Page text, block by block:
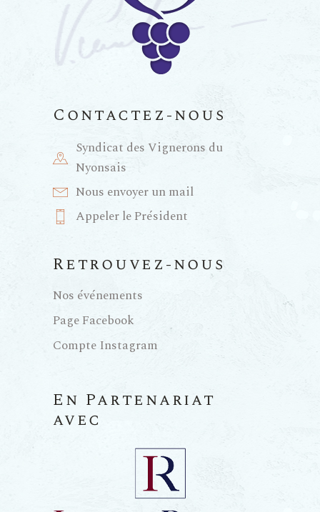
Contactez-nous
Syndicat des Vignerons du
Nyonsais
Nous envoyer un mail
Appeler le Président
Retrouvez-nous
Nos événements
Page Facebook
Compte Instagram
En Partenariat
avec